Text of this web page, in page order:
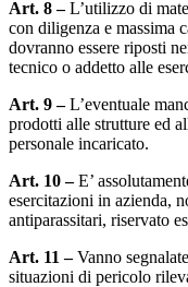
Art. 8 –L’utilizzo di
con diligenza e massima
dovranno essere riposti
tecnico o addetto alle
Art. 9 –L’eventuale
prodotti alle strutture ed
personale incaricato.
Art. 10 –E’
esercitazioni in azienda,
antiparassitari, riservato
Art. 11 –Vanno
situazioni di pericolo